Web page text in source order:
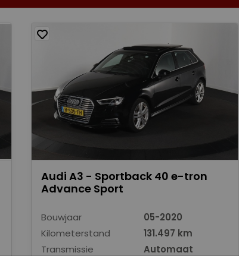
Audi A3 - Sportback 40 e-tron
Advance Sport
Bouwjaar
05-2020
Kilometerstand
131.497 km
Transmissie
Automaat